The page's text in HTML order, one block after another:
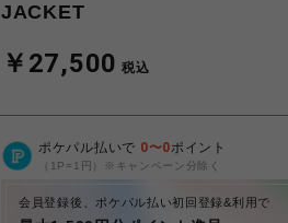
JACKET
￥27,500 税込
ポケパル払いで 0〜0ポイント
（1P=1円）※キャンペーン分除く
会員登録後、ポケパル払い初回登録&利用で